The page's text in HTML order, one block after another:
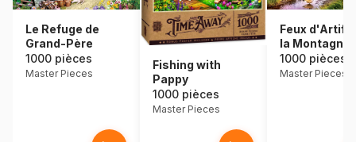
Le Refuge de
Grand-Père
1000 pièces
Master Pieces
Fishing with
Pappy
1000 pièces
Master Pieces
Feux
la Montagne
1000 pièces
Master Pieces